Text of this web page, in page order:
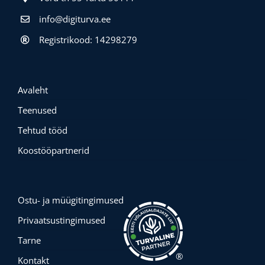
info@digiturva.ee
Registrikood: 14298279
Avaleht
Teenused
Tehtud tööd
Koostööpartnerid
Ostu- ja müügitingimused
Privaatsustingimused
Tarne
Kontakt
®